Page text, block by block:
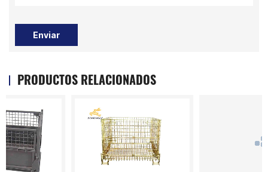
Enviar
PRODUCTOS RELACIONADOS